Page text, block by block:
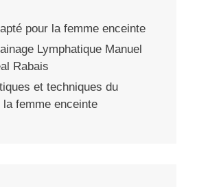
pour la femme enceinte
Lymphatique Manuel
Rabais
et techniques du
la femme enceinte